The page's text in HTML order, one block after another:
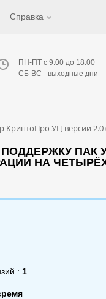
Справка
ПН-ПТ с 9:00 до 18:00
СБ-ВС - выходные дни
УЦ версии 2.0
НА
: 1